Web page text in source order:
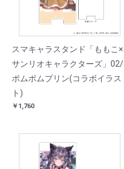
スマキャラスタンド「ももこ×
サンリオキャラクターズ」02/
ポムポムプリン(コラボイラス
ト)
￥1,760